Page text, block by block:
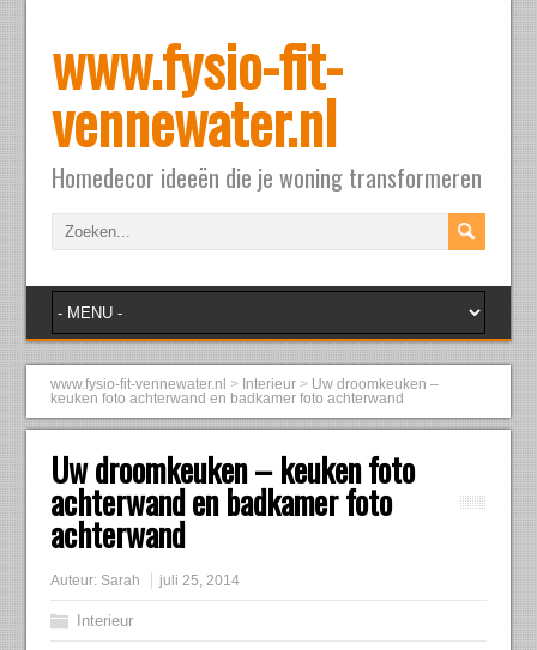
www.fysio-fit-
vennewater.nl
Homedecor ideeën die je woning transformeren
www.fysio-fit-vennewater.nl > Interieur > Uw droomkeuken –
keuken foto achterwand en badkamer foto achterwand
Uw droomkeuken – keuken foto
achterwand en badkamer foto
achterwand
Auteur: Sarah juli 25, 2014
Interieur